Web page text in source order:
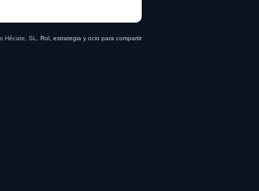
Hécate, SL . Rol, estrategia y ocio para compartir